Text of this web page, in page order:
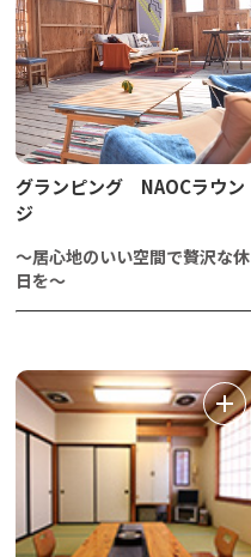
グランピング NAOCラウン
ジ
～居心地のいい空間で贅沢な休
日を～